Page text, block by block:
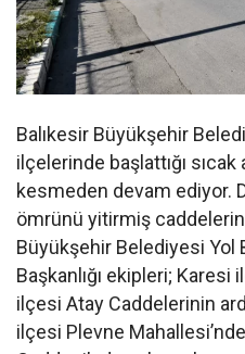
Balıkesir Büyükşehir
ilçelerinde başlattığı
kesmeden devam ediyor.
ömrünü yitirmiş
Büyükşehir Belediyesi Yol
Başkanlığı ekipleri; Karesi
ilçesi Atay Caddelerinin
ilçesi Plevne